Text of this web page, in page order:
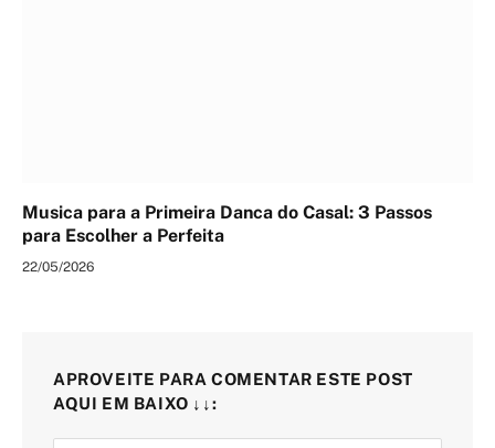
Musica para a Primeira Danca do Casal: 3 Passos
para Escolher a Perfeita
22/05/2026
APROVEITE PARA COMENTAR ESTE POST
AQUI EM BAIXO ↓↓: